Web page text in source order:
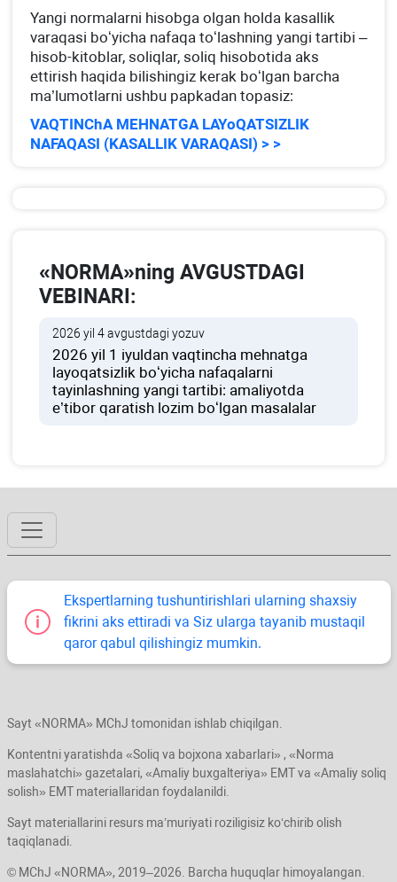
Yangi normalarni hisobga olgan holda kasallik
varaqasi boʻyicha nafaqa toʻlashning yangi tartibi –
hisob-kitoblar, soliqlar, soliq hisobotida aks
ettirish haqida bilishingiz kerak boʻlgan barcha
ma’lumotlarni ushbu papkadan topasiz:
VAQTINChA MEHNATGA LAYoQATSIZLIK
NAFAQASI (KASALLIK VARAQASI) > >
«NORMA»ning AVGUSTDAGI
VEBINARI:
2026 yil 4 avgustdagi yozuv
2026 yil 1 iyuldan vaqtincha mehnatga
layoqatsizlik boʻyicha nafaqalarni
tayinlashning yangi tartibi: amaliyotda
e’tibor qaratish lozim boʻlgan masalalar
Ekspertlarning tushuntirishlari ularning shaхsiy
fikrini aks ettiradi va Siz ularga tayanib mustaqil
qaror qabul qilishingiz mumkin.
Sayt «NORMA» MChJ tomonidan ishlab chiqilgan.
Kontentni yaratishda «Soliq va bojхona хabarlari» , «Norma
maslahatchi» gazetalari, «Amaliy buхgalteriya» EMT va «Amaliy soliq
solish» EMT materiallaridan foydalanildi.
Sayt materiallarini resurs ma’muriyati roziligisiz koʻchirib olish
taqiqlanadi.
© MChJ «NORMA», 2019–2026. Barcha huquqlar himoyalangan.